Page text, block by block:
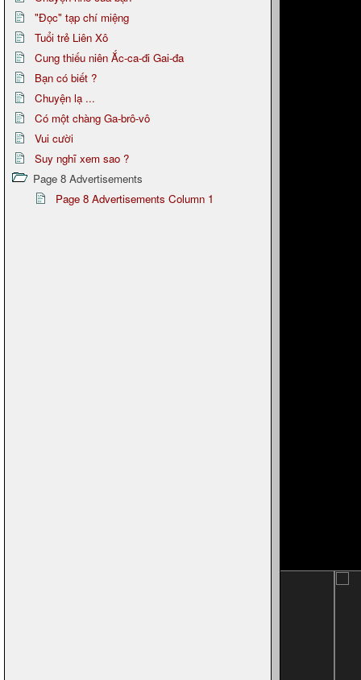
"Đọc" tạp chí miệng
Tuổi trẻ Liên Xô
Cung thiếu niên Ắc-ca-đi Gai-đa
Bạn có biết ?
Chuyện lạ ...
Có một chàng Ga-brô-vô
Vui cười
Suy nghĩ xem sao ?
Page 8 Advertisements
Page 8 Advertisements Column 1